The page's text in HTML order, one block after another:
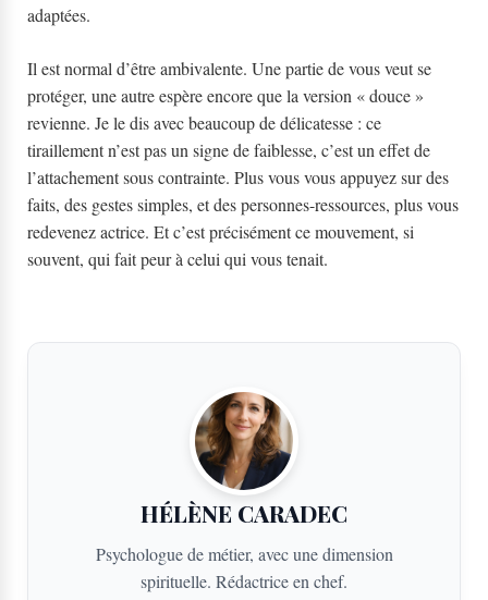
adaptées.
Il est normal d’être ambivalente. Une partie de vous veut se
protéger, une autre espère encore que la version « douce »
revienne. Je le dis avec beaucoup de délicatesse : ce
tiraillement n’est pas un signe de faiblesse, c’est un effet de
l’attachement sous contrainte. Plus vous vous appuyez sur des
faits, des gestes simples, et des personnes-ressources, plus vous
redevenez actrice. Et c’est précisément ce mouvement, si
souvent, qui fait peur à celui qui vous tenait.
HÉLÈNE CARADEC
Psychologue de métier, avec une dimension
spirituelle. Rédactrice en chef.